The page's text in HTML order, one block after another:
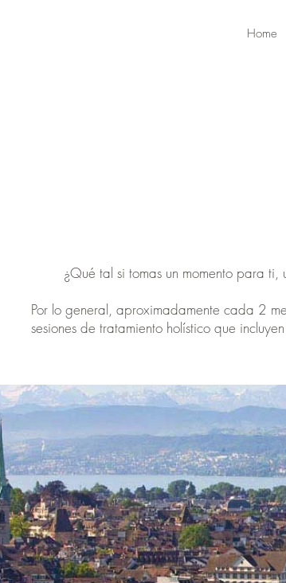
¿Qué tal si tomas un momento para
Por lo general, aproximadamente cada 2
sesiones de tratamiento holístico que
Home